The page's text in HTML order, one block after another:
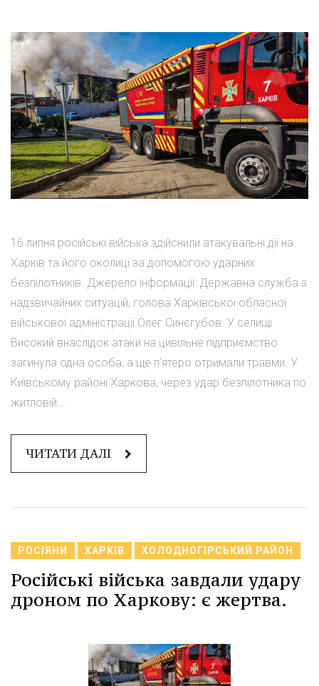
16 липня російські війська здійснили атакувальні дії на
Харків та його околиці за допомогою ударних
безпілотників. Джерело інформації: Державна служба з
надзвичайних ситуацій, голова Харківської обласної
військової адміністрації Олег Синєгубов. У селищі
Високий внаслідок атаки на цивільне підприємство
загинула одна особа, а ще п'ятеро отримали травми. У
Київському районі Харкова, через удар безпілотника по
житловій...
ЧИТАТИ ДАЛІ
РОСІЯНИ ХАРКІВ ХОЛОДНОГІРСЬКИЙ РАЙОН
Російські війська завдали удару
дроном по Харкову: є жертва.